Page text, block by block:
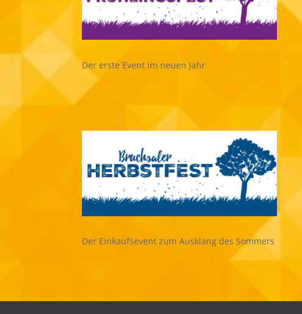
Der erste Event im neuen Jahr
Der Einkaufsevent zum Ausklang des Sommers